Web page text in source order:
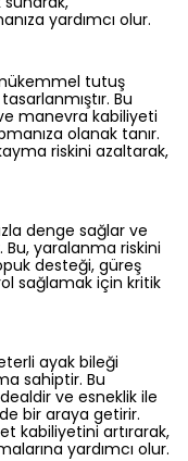
yardımcı olur.
tutuş
Bu
manevra kabiliyeti
olanak tanır.
riskini azaltarak,
denge sağlar ve
Bu, yaralanma riskini
desteği, güreş
sağlamak için kritik
ayak bileği
sahiptir. Bu
ve esneklik ile
bir araya getirir.
kabiliyetini artırarak,
yardımcı olur.